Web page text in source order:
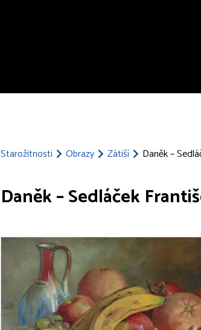
Starožitnosti Obrazy Zátiší Daněk –
Daněk – Sedláček